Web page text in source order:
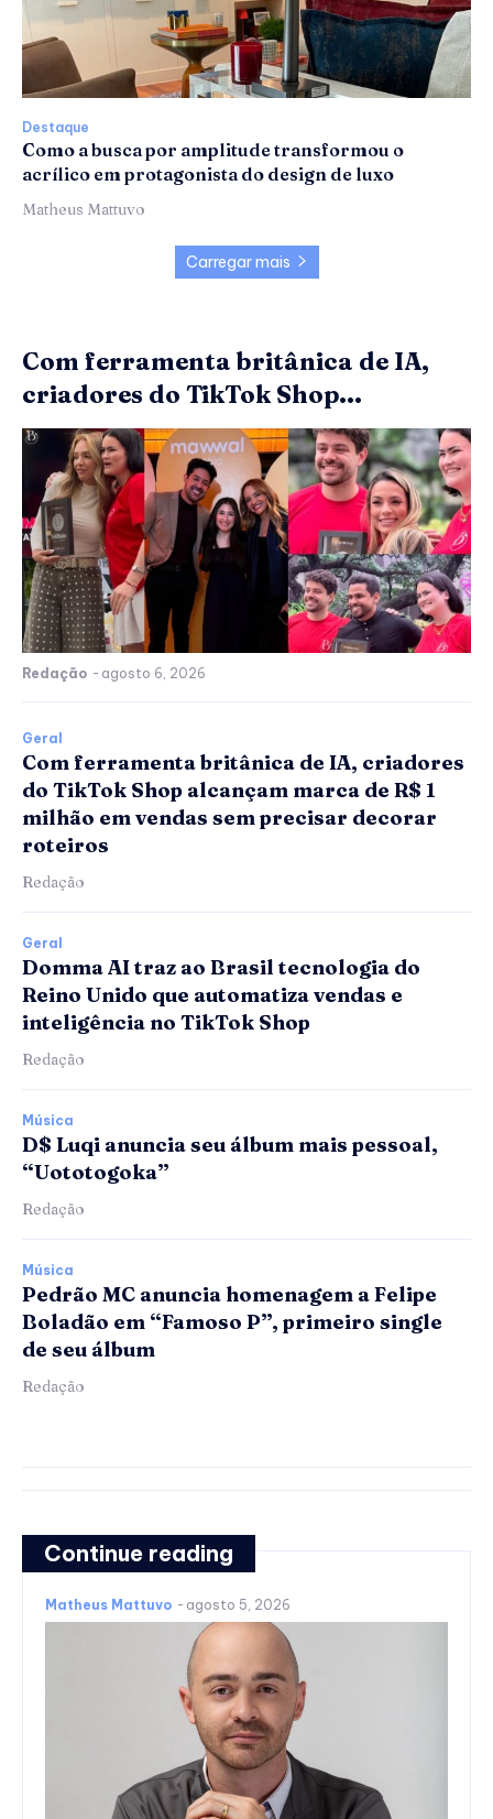
Destaque
Como a busca por amplitude transformou o
acrílico em protagonista do design de luxo
Matheus Mattuvo
Carregar mais
Com ferramenta britânica de IA,
criadores do TikTok Shop...
Redação - agosto 6, 2026
Geral
Com ferramenta britânica de IA, criadores
do TikTok Shop alcançam marca de R$ 1
milhão em vendas sem precisar decorar
roteiros
Redação
Geral
Domma AI traz ao Brasil tecnologia do
Reino Unido que automatiza vendas e
inteligência no TikTok Shop
Redação
Música
D$ Luqi anuncia seu álbum mais pessoal,
“Uototogoka”
Redação
Música
Pedrão MC anuncia homenagem a Felipe
Boladão em “Famoso P”, primeiro single
de seu álbum
Redação
Continue reading
Matheus Mattuvo - agosto 5, 2026